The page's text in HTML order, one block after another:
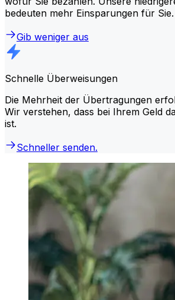
bedeuten mehr Einsparungen für Sie.
Gib weniger aus
Schnelle Überweisungen
Die Mehrheit der Übertragungen
Wir verstehen, dass bei Ihrem Geld
ist.
Schneller senden.